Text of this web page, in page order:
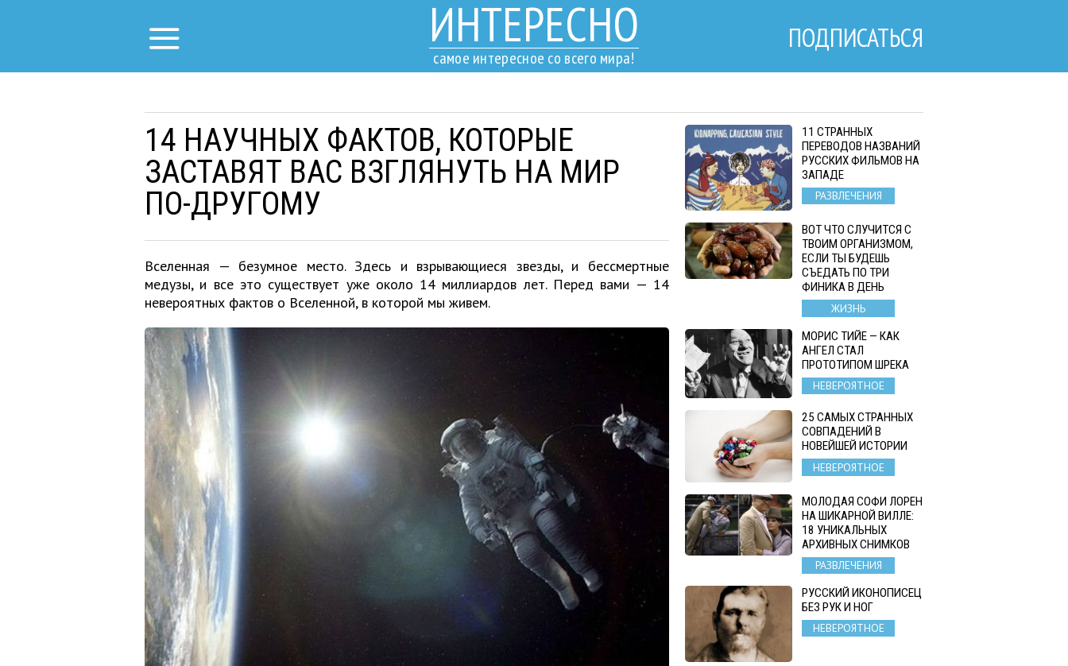
ИНТЕРЕСНО
самое интересное со всего мира!
ПОДПИСАТЬСЯ
14 НАУЧНЫХ ФАКТОВ, КОТОРЫЕ
ЗАСТАВЯТ ВАС ВЗГЛЯНУТЬ НА МИР
ПО-ДРУГОМУ
Вселенная — безумное место. Здесь и взрывающиеся звезды, и бессмертные
медузы, и все это существует уже около 14 миллиардов лет. Перед вами — 14
невероятных фактов о Вселенной, в которой мы живем.
11 СТРАННЫХ
ПЕРЕВОДОВ НАЗВАНИЙ
РУССКИХ ФИЛЬМОВ НА
ЗАПАДЕ
РАЗВЛЕЧЕНИЯ
ВОТ ЧТО СЛУЧИТСЯ С
ТВОИМ ОРГАНИЗМОМ,
ЕСЛИ ТЫ БУДЕШЬ
СЪЕДАТЬ ПО ТРИ
ФИНИКА В ДЕНЬ
ЖИЗНЬ
МОРИС ТИЙЕ — КАК
АНГЕЛ СТАЛ
ПРОТОТИПОМ ШРЕКА
НЕВЕРОЯТНОЕ
25 САМЫХ СТРАННЫХ
СОВПАДЕНИЙ В
НОВЕЙШЕЙ ИСТОРИИ
НЕВЕРОЯТНОЕ
МОЛОДАЯ СОФИ ЛОРЕН
НА ШИКАРНОЙ ВИЛЛЕ:
18 УНИКАЛЬНЫХ
АРХИВНЫХ СНИМКОВ
РАЗВЛЕЧЕНИЯ
РУССКИЙ ИКОНОПИСЕЦ
БЕЗ РУК И НОГ
НЕВЕРОЯТНОЕ